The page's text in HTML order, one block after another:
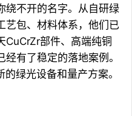
绕不开的名字。从自研绿
艺包、材料体系，他们已
CuCrZr部件、高端纯铜
有了稳定的落地案例。
绿光设备和量产方案。